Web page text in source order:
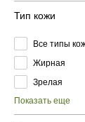
Тип кожи
Все типы
Жирная
Зрелая
Показать еще